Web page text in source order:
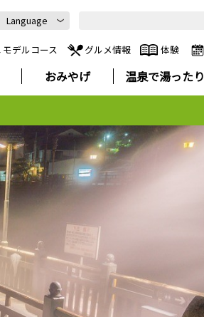
モデルコース グルメ情報 体験
Language
中文简体
中文繁體
한국어
ภาษาไทย
おみやげ 温泉で湯ったり